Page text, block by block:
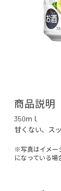
商品説明
350ｍｌ
甘くない、ス
※写真はイメー
になっている場